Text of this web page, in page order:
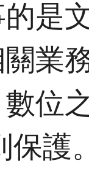
是
業
位
保護